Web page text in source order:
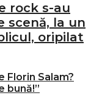
rock s-au
scenă, la un
oripilat
Florin Salam?
bună!”